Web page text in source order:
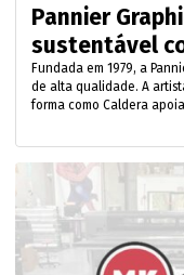
Pannier
sustentável
Fundada em 1979, a
de alta qualidade. A
forma como Caldera